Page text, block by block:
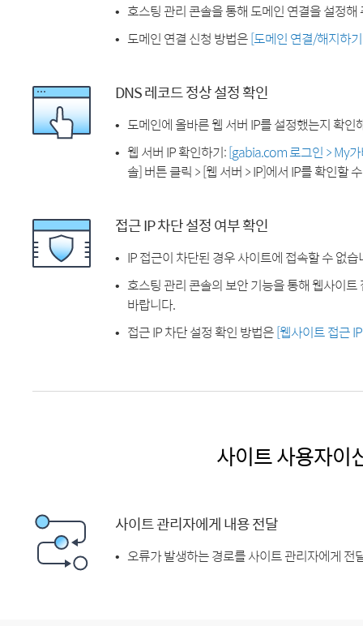
호스팅 관리 콘솔을 통해 도메인 연결을 설정해
도메인 연결 신청 방법은[도메인 연결/해지하
DNS 레코드 정상 설정 확인
도메인에 올바른 웹 서버 IP를 설정했는지 확인
웹 서버 IP 확인하기:[gabia.com 로그인 > My
솔] 버튼 클릭 > [웹 서버 > IP]에서 IP를 확인할
접근 IP 차단 설정 여부 확인
IP 접근이 차단된 경우 사이트에 접속할 수 없습
호스팅 관리 콘솔의 보안 기능을 통해 웹사이
바랍니다.
접근 IP 차단 설정 확인 방법은[웹사이트 접근
사이트 사용자이
사이트 관리자에게 내용 전달
오류가 발생하는 경로를 사이트 관리자에게 전